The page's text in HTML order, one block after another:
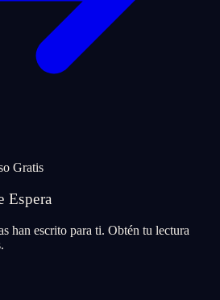
Gratis
Espera
han escrito para ti. Obtén tu lectura